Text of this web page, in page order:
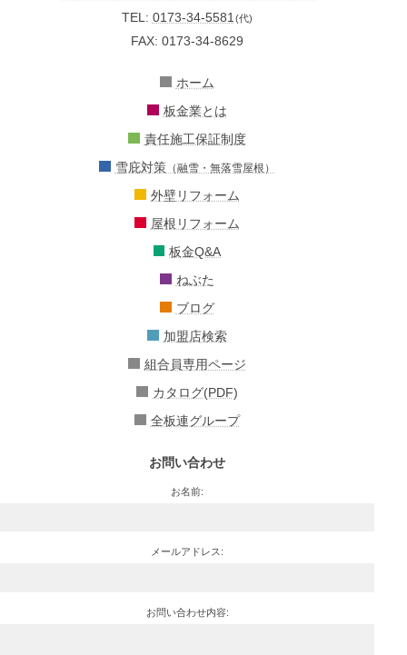
TEL: 0173-34-5581 (代)
FAX: 0173-34-8629
ホーム
板金業とは
責任施工保証制度
雪庇対策（融雪・無落雪屋根）
外壁リフォーム
屋根リフォーム
板金Q&A
ねぶた
ブログ
加盟店検索
組合員専用ページ
カタログ(PDF)
全板連グループ
お問い合わせ
お名前:
メールアドレス:
お問い合わせ内容: